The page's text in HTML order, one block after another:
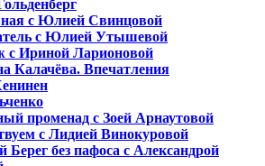
с Юлией Свинцовой
с Юлией Утышевой
с Ириной Ларионовой
Калачёва. Впечатления
променад с Зоей Арнаутовой
с Лидией Винокуровой
Берег без пафоса с Александрой